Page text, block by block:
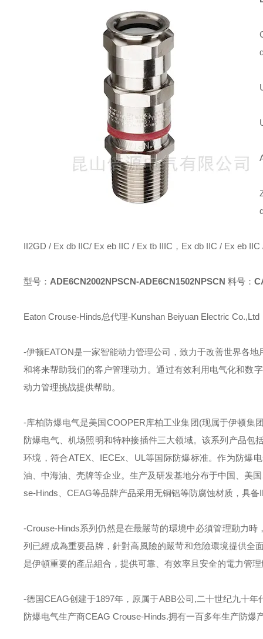
II2GD / Ex db IIC/ Ex eb IIC / Ex tb IIIC，Ex db IIC / Ex eb
型号： ADE6CN2002NPSCN-ADE6CN1502NPSCN 料号：
Eaton Crouse-Hinds总代理-Kunshan Beiyuan Electric Co.,Ltd
-伊顿EATON是一家智能动力管理公司，致力于改善世界各
和将来帮助我们的客户管理动力。通过有效利用电气化和数
动力管理挑战提供帮助。
-库柏防爆电气是美国COOPER库柏工业集团(现属于伊顿集
防爆电气、机场照明和特种接插件三大领域。该系列产品包
环境，符合ATEX IECEx UL 等国际防爆标准。作为防爆
油、中海油、壳牌等企业。生产及研发基地分布于中国、美
se-Hinds
CEAG等品牌产品采用无铜铝等防腐蚀材质，具备
-Crouse-Hinds系列仍然是在最嚴苛的環境中必須管理動力
列已經成為重要品牌，針對高風險的嚴苛和危險環境提供全
是伊頓重要的產品組合，提供可靠、有效率且安全的電力管
-德国CEAG创建于1897年，原属于ABB公司,二十世纪九十年
防爆电气生产商CEAG Crouse-Hinds.拥有一百多年生产防爆